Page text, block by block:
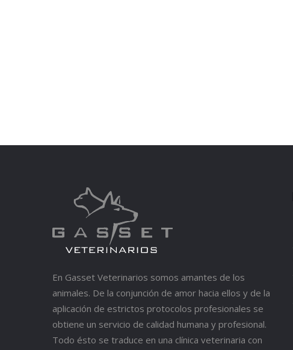
En Gasset Veterinarios somos amantes de los
animales. De la conjunción de amor hacia ellos y de la
aplicación de estrictos protocolos profesionales se
obtiene un servicio de calidad humana y profesional.
Todo ésto se traduce en una clínica veterinaria con